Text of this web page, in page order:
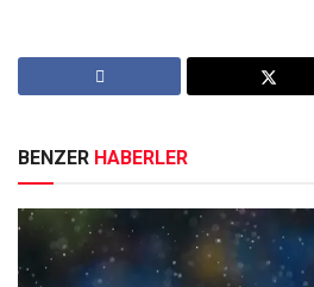
BENZER HABERLER